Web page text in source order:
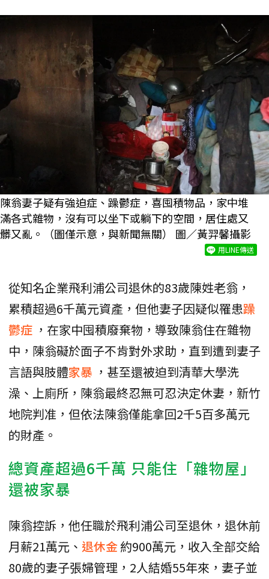
陳翁妻子疑有強迫症、躁鬱症，喜囤積物品，家中堆
滿各式雜物，沒有可以坐下或躺下的空間，居住處又
髒又亂。（圖僅示意，與新聞無關） 圖／黃羿馨攝影
用LINE傳送
從知名企業飛利浦公司退休的83歲陳姓老翁，
累積超過6千萬元資產，但他妻子因疑似罹患躁
鬱症 ，在家中囤積廢棄物，導致陳翁住在雜物
中，陳翁礙於面子不肯對外求助，直到遭到妻子
言語與肢體家暴 ，甚至還被迫到清華大學洗
澡、上廁所，陳翁最終忍無可忍決定休妻，新竹
地院判准，但依法陳翁僅能拿回2千5百多萬元
的財產。
總資產超過6千萬 只能住「雜物屋」
還被家暴
陳翁控訴，他任職於飛利浦公司至退休，退休前
月薪21萬元、 退休金約900萬元，收入全部交給
80歲的妻子張婦管理，2人結婚55年來，妻子並